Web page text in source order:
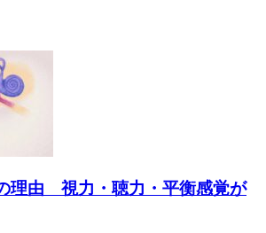
理由 視力・聴力・平衡感覚が